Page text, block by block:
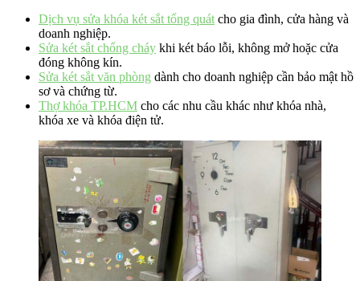
Dịch vụ sửa khóa két sắt tổng quát cho gia đình, cửa hàng và
doanh nghiệp.
Sửa két sắt chống cháy khi két báo lỗi, không mở hoặc cửa
đóng không kín.
Sửa két sắt văn phòng dành cho doanh nghiệp cần bảo mật hồ
sơ và chứng từ.
Thợ khóa TP.HCM cho các nhu cầu khác như khóa nhà,
khóa xe và khóa điện tử.